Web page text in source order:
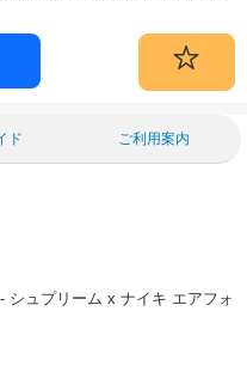
ド ご利用案内
シュプリーム x ナイキ エアフォ